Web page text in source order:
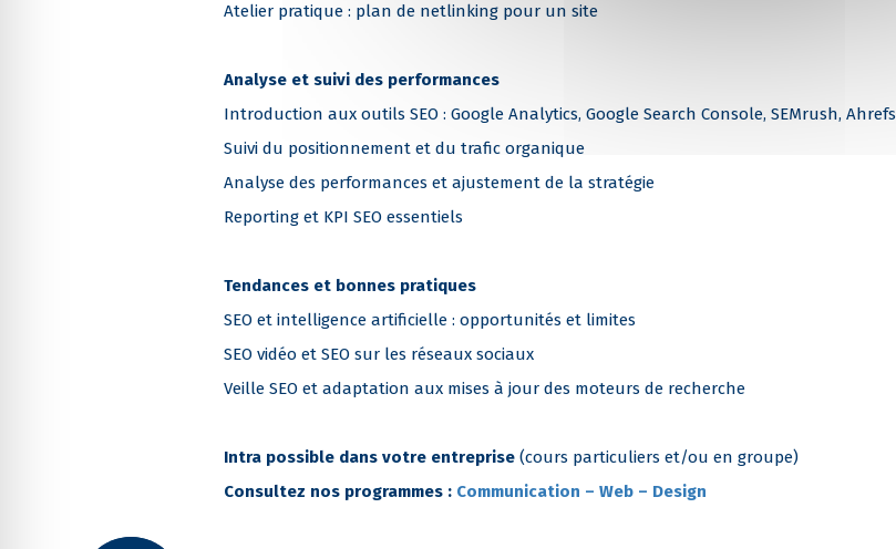
Atelier pratique : plan de netlinking pour un site
Analyse et suivi des performances
Introduction aux outils SEO : Google Analytics, Google Search Console, SEMrush, Ahrefs
Suivi du positionnement et du trafic organique
Analyse des performances et ajustement de la stratégie
Reporting et KPI SEO essentiels
Tendances et bonnes pratiques
SEO et intelligence artificielle : opportunités et limites
SEO vidéo et SEO sur les réseaux sociaux
Veille SEO et adaptation aux mises à jour des moteurs de recherche
Intra possible dans votre entreprise (cours particuliers et/ou en groupe)
Consultez nos programmes : Communication – Web – Design